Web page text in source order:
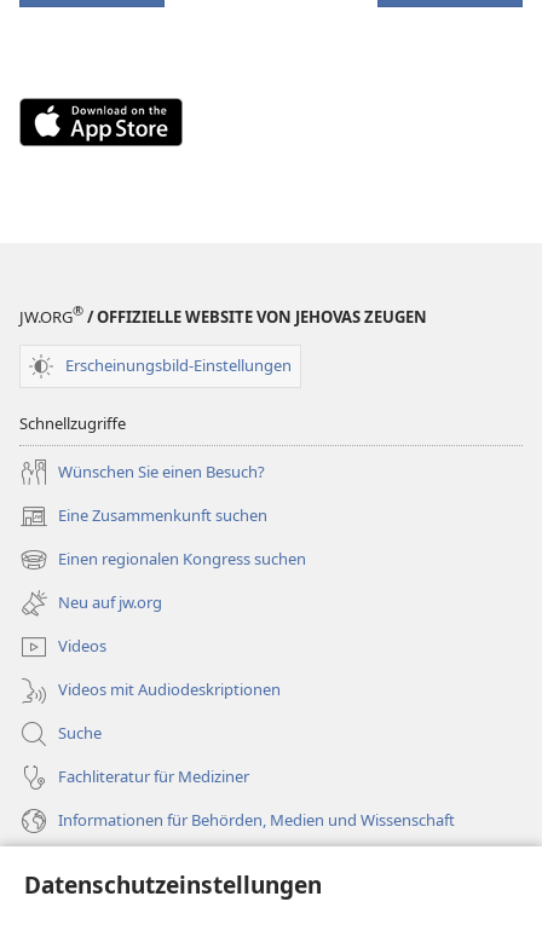
Datenschutzeinstellungen
Download
on
Fenster)
JW.ORG® / OFFIZIELLE WEBSITE VON JEHOVAS ZEUGEN
Erscheinungsbild-Einstellungen
Schnellzugriffe
Wünschen Sie einen Besuch?
Eine Zusammenkunft suchen
(öffnet
neues
Fenster)
Einen regionalen Kongress suchen
(öffnet
neues
Fenster)
Neu auf jw.org
Videos
Videos mit Audiodeskriptionen
Suche
Fachliteratur für Mediziner
Informationen für Behörden, Medien und Wissenschaft